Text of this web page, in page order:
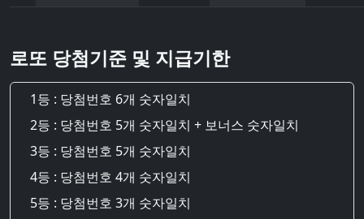
로또 당첨기준 및 지급기한
1등 : 당첨번호 6개 숫자일치
2등 : 당첨번호 5개 숫자일치 + 보너스 숫자일치
3등 : 당첨번호 5개 숫자일치
4등 : 당첨번호 4개 숫자일치
5등 : 당첨번호 3개 숫자일치